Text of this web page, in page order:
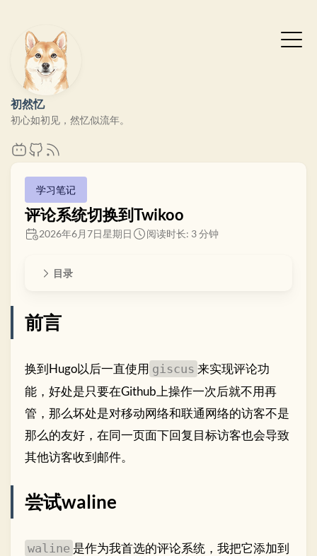
初然忆
初心如初见，然忆似流年。
学习笔记
评论系统切换到Twikoo
2026年6月7日星期日 阅读时长: 3 分钟
目录
前言
换到Hugo以后一直使用 giscus 来实现评论功
能，好处是只要在Github上操作一次后就不用再
管，那么坏处是对移动网络和联通网络的访客不是
那么的友好，在同一页面下回复目标访客也会导致
其他访客收到邮件。
尝试waline
waline 是作为我首选的评论系统，我把它添加到